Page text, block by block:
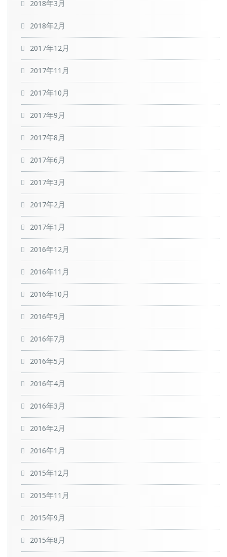
2018年3月
2018年2月
2017年12月
2017年11月
2017年10月
2017年9月
2017年8月
2017年6月
2017年3月
2017年2月
2017年1月
2016年12月
2016年11月
2016年10月
2016年9月
2016年7月
2016年5月
2016年4月
2016年3月
2016年2月
2016年1月
2015年12月
2015年11月
2015年9月
2015年8月